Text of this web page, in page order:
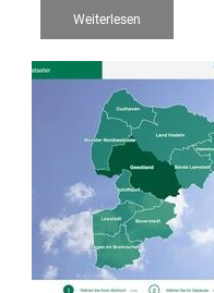
Weiterlesen